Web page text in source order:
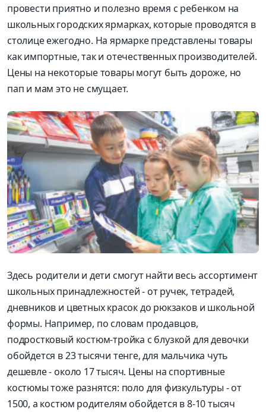
провести приятно и полезно время с ребенком на
школьных городских ярмарках, которые проводятся в
столице ежегодно. На ярмарке представлены товары
как импортные, так и оте­чественных производителей.
Цены на некоторые товары могут быть дороже, но
пап и мам это не смущает.
Здесь родители и дети смогут найти весь ассортимент
школьных принадлежностей - от ручек, тетрадей,
дневников и цветных красок до рюкзаков и школьной
формы. Например, по словам продавцов,
подростковый кос­тюм-тройка с блузкой для девочки
обойдется в 23 тысячи тенге, для мальчика чуть
дешевле - около 17 тысяч. Цены на спортивные
костюмы тоже разнятся: поло для физкультуры - от
1500, а костюм родителям обойдется в 8-10 тысяч